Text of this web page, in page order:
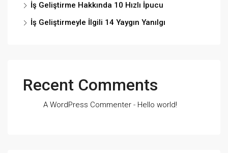
İş Geliştirme Hakkında 10 Hızlı İpucu
İş Geliştirmeyle İlgili 14 Yaygın Yanılgı
Recent Comments
A WordPress Commenter - Hello world!